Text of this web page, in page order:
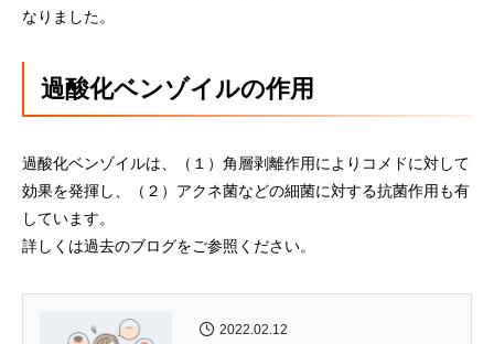
なりました。
過酸化ベンゾイルの作用
過酸化ベンゾイルは、（１）角層剥離作用によりコメドに対して
効果を発揮し、（２）アクネ菌などの細菌に対する抗菌作用も有
しています。
詳しくは過去のブログをご参照ください。
2022.02.12